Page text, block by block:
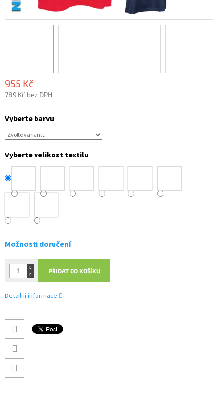
955 Kč
789 Kč bez DPH
cena:
Vyberte barvu
Vyberte velikost textilu
Možnosti doručení
PŘIDAT DO KOŠÍKU
Detailní informace